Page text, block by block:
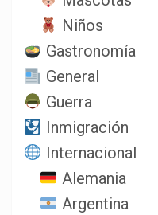
Niños
Gastronomía
General
Guerra
Inmigración
Internacional
Alemania
Argentina